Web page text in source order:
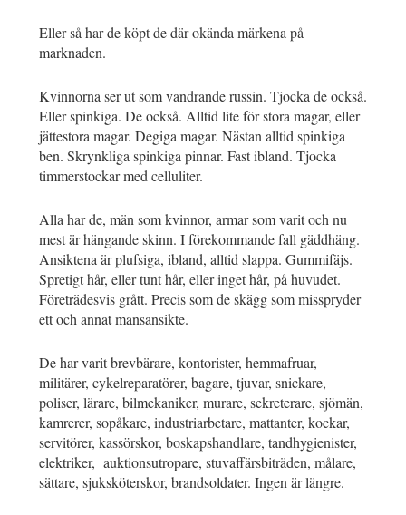
Eller så har de köpt de där okända märkena på
marknaden.
Kvinnorna ser ut som vandrande russin. Tjocka de också.
Eller spinkiga. De också. Alltid lite för stora magar, eller
jättestora magar. Degiga magar. Nästan alltid spinkiga
ben. Skrynkliga spinkiga pinnar. Fast ibland. Tjocka
timmerstockar med celluliter.
Alla har de, män som kvinnor, armar som varit och nu
mest är hängande skinn. I förekommande fall gäddhäng.
Ansiktena är plufsiga, ibland, alltid slappa. Gummifäjs.
Spretigt hår, eller tunt hår, eller inget hår, på huvudet.
Företrädesvis grått. Precis som de skägg som misspryder
ett och annat mansansikte.
De har varit brevbärare, kontorister, hemmafruar,
militärer, cykelreparatörer, bagare, tjuvar, snickare,
poliser, lärare, bilmekaniker, murare, sekreterare, sjömän,
kamrerer, sopåkare, industriarbetare, mattanter, kockar,
servitörer, kassörskor, boskapshandlare, tandhygienister,
elektriker, auktionsutropare, stuvaffärsbiträden, målare,
sättare, sjuksköterskor, brandsoldater. Ingen är längre.